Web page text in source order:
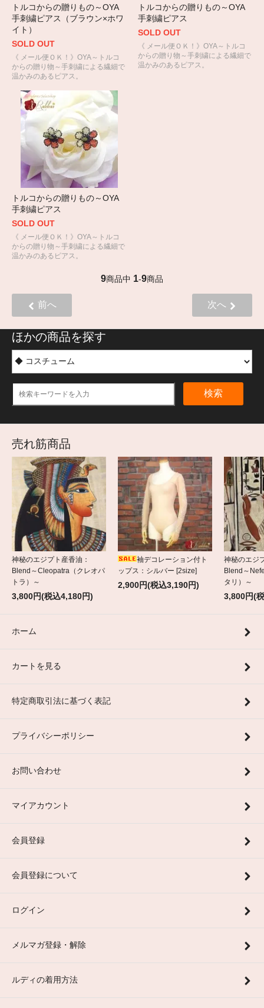
トルコからの贈りもの～OYA
手刺繍ピアス（ブラウン×ホワ
イト）
SOLD OUT
《 メール便ＯＫ！》OYA～トルコ
からの贈り物～手刺繍による繊細で
温かみのあるピアス。
トルコからの贈りもの～OYA
手刺繍ピアス
SOLD OUT
《 メール便ＯＫ！》OYA～トルコ
からの贈り物～手刺繍による繊細で
温かみのあるピアス。
トルコからの贈りもの～OYA
手刺繍ピアス
SOLD OUT
《 メール便ＯＫ！》OYA～トルコ
からの贈り物～手刺繍による繊細で
温かみのあるピアス。
9商品中 1-9商品
前へ 次へ
ほかの商品を探す
検索
売れ筋商品
神秘のエジプト産香油：
Blend～Cleopatra（クレオパ
トラ）～
3,800円(税込4,180円)
袖デコレーション付ト
ップス：シルバー [2size]
2,900円(税込3,190円)
神秘のエジ
Blend～
タリ）～
3,800円(
ホーム
カートを見る
特定商取引法に基づく表記
プライバシーポリシー
お問い合わせ
マイアカウント
会員登録
会員登録について
ログイン
メルマガ登録・解除
ルディの着用方法